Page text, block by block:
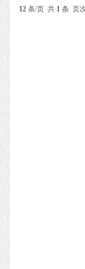
12 条/页 共 1 条 页